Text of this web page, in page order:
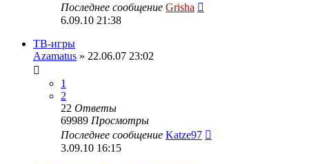
Последнее сообщение Grisha
6.09.10 21:38
ТВ-игры
Azamatus » 22.06.07 23:02
1
2
22 Ответы
69989 Просмотры
Последнее сообщение Katze97
3.09.10 16:15